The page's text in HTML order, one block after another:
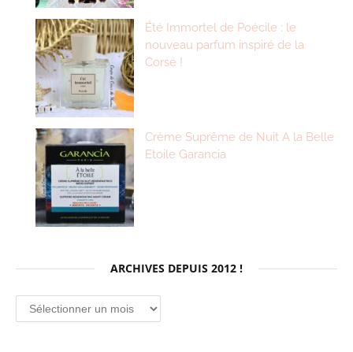
Été Immortel de Poécile : le
nouveau parfum inspiré de la
Corse !
Crème Suprême de Nuit A la Belle
Etoile Garancia
ARCHIVES DEPUIS 2012 !
Archives
depuis